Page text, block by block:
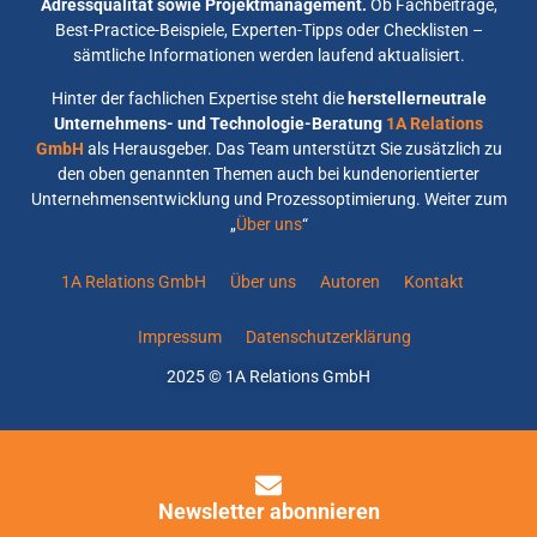
Adressqualität sowie Projektmanagement. Ob Fachbeiträge,
Best-Practice-Beispiele, Experten-Tipps oder Checklisten –
sämtliche Informationen werden laufend aktualisiert.
Hinter der fachlichen Expertise steht dieherstellerneutrale
Unternehmens- und Technologie-Beratung 1A Relations
GmbH als Herausgeber. Das Team unterstützt Sie zusätzlich zu
den oben genannten Themen auch bei kundenorientierter
Unternehmensentwicklung und Prozessoptimierung. Weiter zum
„Über uns“
1A Relations GmbH Über uns Autoren Kontakt
Impressum Datenschutzerklärung
2025 © 1A Relations GmbH
Newsletter abonnieren